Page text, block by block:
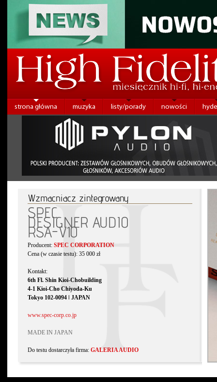
strona główna muzyka listy/porady nowości
Wzmacniacz zintegrowany
SPEC
DESIGNER AUDIO
RSA-V10
Producent: SPEC CORPORATION
Cena (w czasie testu): 35 000 zł
Kontakt:
6th Fl. Shin Kioi-Chobuilding
4-1 Kioi-Cho Chiyoda-Ku
Tokyo 102-0094 ǀ JAPAN
www.spec-corp.co.jp
MADE IN JAPAN
Do testu dostarczyła firma: GALERIA AUDIO